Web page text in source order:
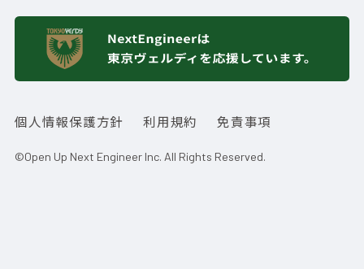
個人情報保護方針 利用規約 免責事項
©Open Up Next Engineer Inc. All Rights Reserved.